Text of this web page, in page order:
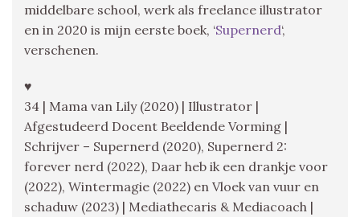
middelbare school, werk als freelance illustrator
en in 2020 is mijn eerste boek, ‘Supernerd‘,
verschenen.
♥
34 | Mama van Lily (2020) | Illustrator |
Afgestudeerd Docent Beeldende Vorming |
Schrijver – Supernerd (2020), Supernerd 2:
forever nerd (2022), Daar heb ik een drankje voor
(2022), Wintermagie (2022) en Vloek van vuur en
schaduw (2023) | Mediathecaris & Mediacoach |